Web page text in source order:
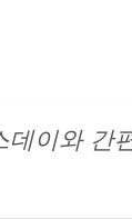
데이와 간